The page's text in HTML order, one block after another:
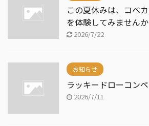
この夏休みは、コベ
を体験してみませんか
2026/7/22
お知らせ
ラッキードローコン
2026/7/11